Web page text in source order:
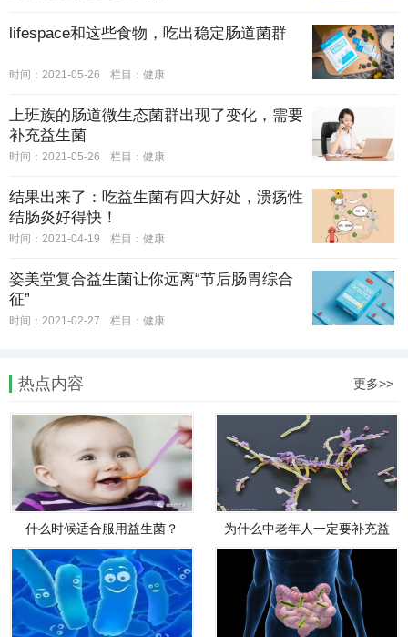
lifespace和这些食物，吃出稳定肠道菌群
时间：2021-05-26 栏目： 健康
上班族的肠道微生态菌群出现了变化，需要
补充益生菌
时间：2021-05-26 栏目： 健康
结果出来了：吃益生菌有四大好处，溃疡性
结肠炎好得快！
时间：2021-04-19 栏目： 健康
姿美堂复合益生菌让你远离“节后肠胃综合
征”
时间：2021-02-27 栏目： 健康
热点内容 更多>>
什么时候适合服用益生菌？
为什么中老年人一定要补充益